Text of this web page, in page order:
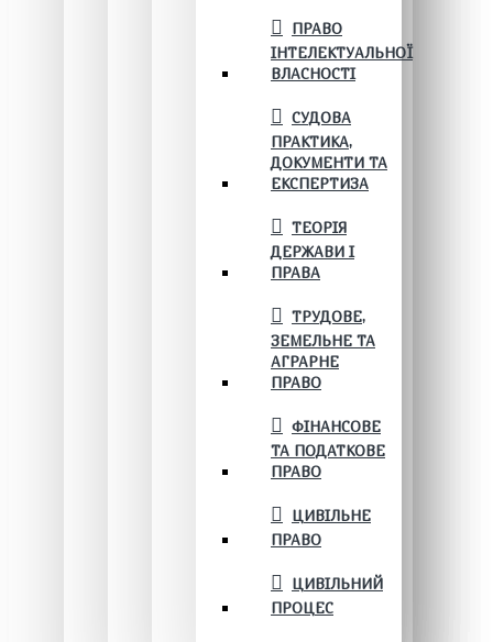
ПРАВО
ІНТЕЛЕКТУАЛЬНОЇ
ВЛАСНОСТІ
СУДОВА
ПРАКТИКА,
ДОКУМЕНТИ ТА
ЕКСПЕРТИЗА
ТЕОРІЯ
ДЕРЖАВИ І
ПРАВА
ТРУДОВЕ,
ЗЕМЕЛЬНЕ ТА
АГРАРНЕ
ПРАВО
ФІНАНСОВЕ
ТА ПОДАТКОВЕ
ПРАВО
ЦИВІЛЬНЕ
ПРАВО
ЦИВІЛЬНИЙ
ПРОЦЕС